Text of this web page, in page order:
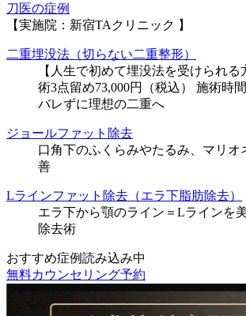
刀医の症例
【実施院：新宿TAクリニック 】
二重埋没法（切らない二重整形）
【人生で初めて埋没法を受けられる
術3点留め73,000円（税込） 施術時
バレずに理想の二重へ
ジョールファット除去
口角下のふくらみやたるみ、マリオ
善
Lラインファット除去（エラ下脂肪除去）
エラ下から顎のライン＝Lラインを
除去術
おすすめ症例読み込み中
無料カウンセリング予約